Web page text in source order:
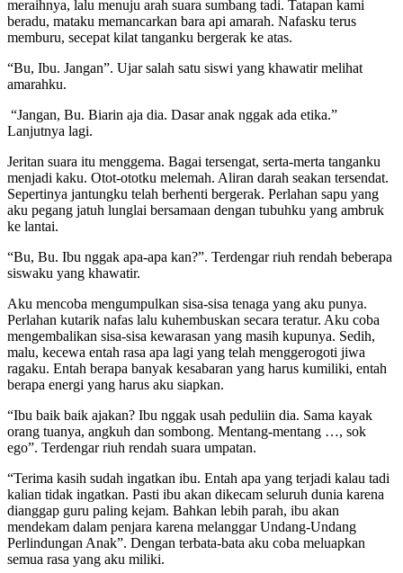
meraihnya, lalu menuju arah suara sumbang tadi. Tatapan kami
beradu, mataku memancarkan bara api amarah. Nafasku terus
memburu, secepat kilat tanganku bergerak ke atas.
“Bu, Ibu. Jangan”. Ujar salah satu siswi yang khawatir melihat
amarahku.
“Jangan, Bu. Biarin aja dia. Dasar anak nggak ada etika.”
Lanjutnya lagi.
Jeritan suara itu menggema. Bagai tersengat, serta-merta tanganku
menjadi kaku. Otot-ototku melemah. Aliran darah seakan tersendat.
Sepertinya jantungku telah berhenti bergerak. Perlahan sapu yang
aku pegang jatuh lunglai bersamaan dengan tubuhku yang ambruk
ke lantai.
“Bu, Bu. Ibu nggak apa-apa kan?”. Terdengar riuh rendah beberapa
siswaku yang khawatir.
Aku mencoba mengumpulkan sisa-sisa tenaga yang aku punya.
Perlahan kutarik nafas lalu kuhembuskan secara teratur. Aku coba
mengembalikan sisa-sisa kewarasan yang masih kupunya. Sedih,
malu, kecewa entah rasa apa lagi yang telah menggerogoti jiwa
ragaku. Entah berapa banyak kesabaran yang harus kumiliki, entah
berapa energi yang harus aku siapkan.
“Ibu baik baik ajakan? Ibu nggak usah peduliin dia. Sama kayak
orang tuanya, angkuh dan sombong. Mentang-mentang …, sok
ego”. Terdengar riuh rendah suara umpatan.
“Terima kasih sudah ingatkan ibu. Entah apa yang terjadi kalau tadi
kalian tidak ingatkan. Pasti ibu akan dikecam seluruh dunia karena
dianggap guru paling kejam. Bahkan lebih parah, ibu akan
mendekam dalam penjara karena melanggar Undang-Undang
Perlindungan Anak”. Dengan terbata-bata aku coba meluapkan
semua rasa yang aku miliki.